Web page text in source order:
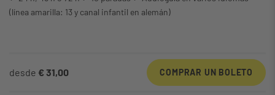
(línea amarilla: 13 y canal infantil en alemán)
desde € 31,00 COMPRAR UN BOLETO